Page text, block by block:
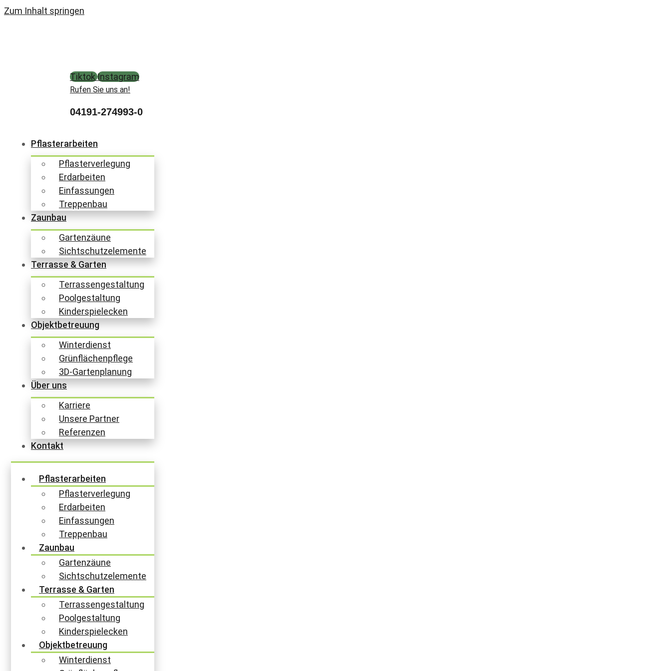
Zum Inhalt springen
Tiktok Instagram
Rufen Sie uns an!
04191-274993-0
Pflasterarbeiten
Pflasterverlegung
Erdarbeiten
Einfassungen
Treppenbau
Zaunbau
Gartenzäune
Sichtschutzelemente
Terrasse & Garten
Terrassengestaltung
Poolgestaltung
Kinderspielecken
Objektbetreuung
Winterdienst
Grünflächenpflege
3D-Gartenplanung
Über uns
Karriere
Unsere Partner
Referenzen
Kontakt
Pflasterarbeiten
Pflasterverlegung
Erdarbeiten
Einfassungen
Treppenbau
Zaunbau
Gartenzäune
Sichtschutzelemente
Terrasse & Garten
Terrassengestaltung
Poolgestaltung
Kinderspielecken
Objektbetreuung
Winterdienst